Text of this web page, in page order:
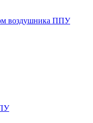
воздушника ППУ